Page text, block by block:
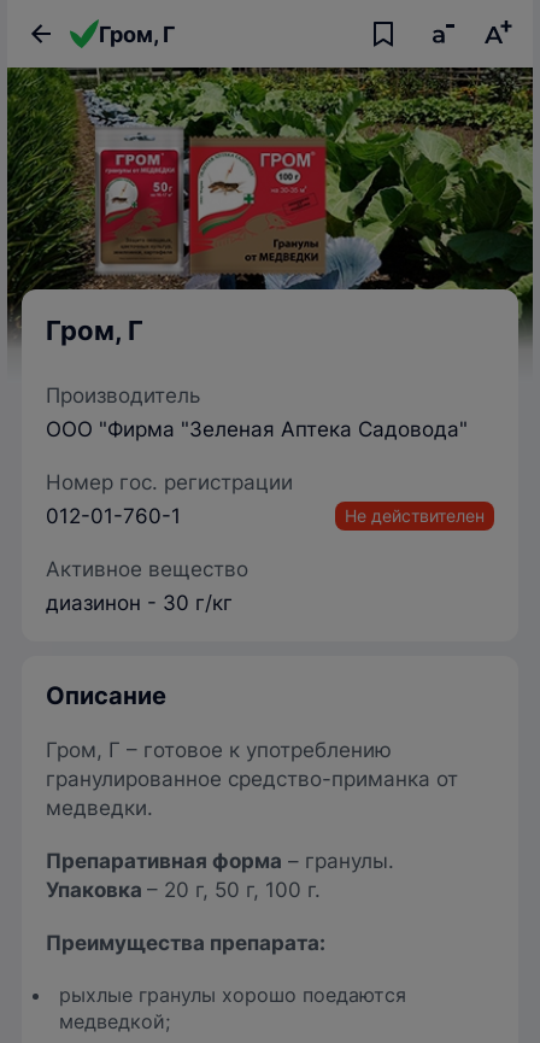
Гром, Г
Гром, Г
Производитель
ООО "Фирма "Зеленая Аптека Садовода"
Номер гос. регистрации
012-01-760-1
Не действителен
Активное вещество
диазинон - 30 г/кг
Описание
Гром, Г – готовое к употреблению
гранулированное средство-приманка от
медведки.
Препаративная форма – гранулы.
Упаковка – 20 г, 50 г, 100 г.
Преимущества препарата:
рыхлые гранулы хорошо поедаются
медведкой;